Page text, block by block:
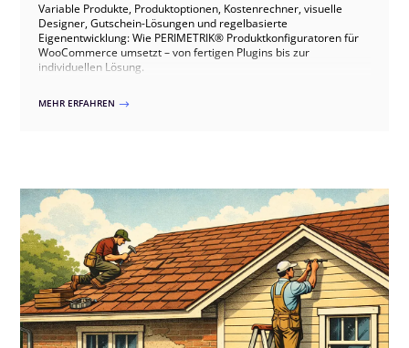
Variable Produkte, Produktoptionen, Kostenrechner, visuelle
Designer, Gutschein-Lösungen und regelbasierte
Eigenentwicklung: Wie PERIMETRIK® Produktkonfiguratoren für
WooCommerce umsetzt – von fertigen Plugins bis zur
individuellen Lösung.
MEHR ERFAHREN $